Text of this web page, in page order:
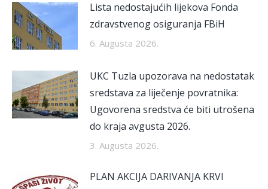
Lista nedostajućih lijekova Fonda
zdravstvenog osiguranja FBiH
6. Augusta 2026.
UKC Tuzla upozorava na nedostatak
sredstava za liječenje povratnika:
Ugovorena sredstva će biti utrošena
do kraja avgusta 2026.
3. Augusta 2026.
PLAN AKCIJA DARIVANJA KRVI